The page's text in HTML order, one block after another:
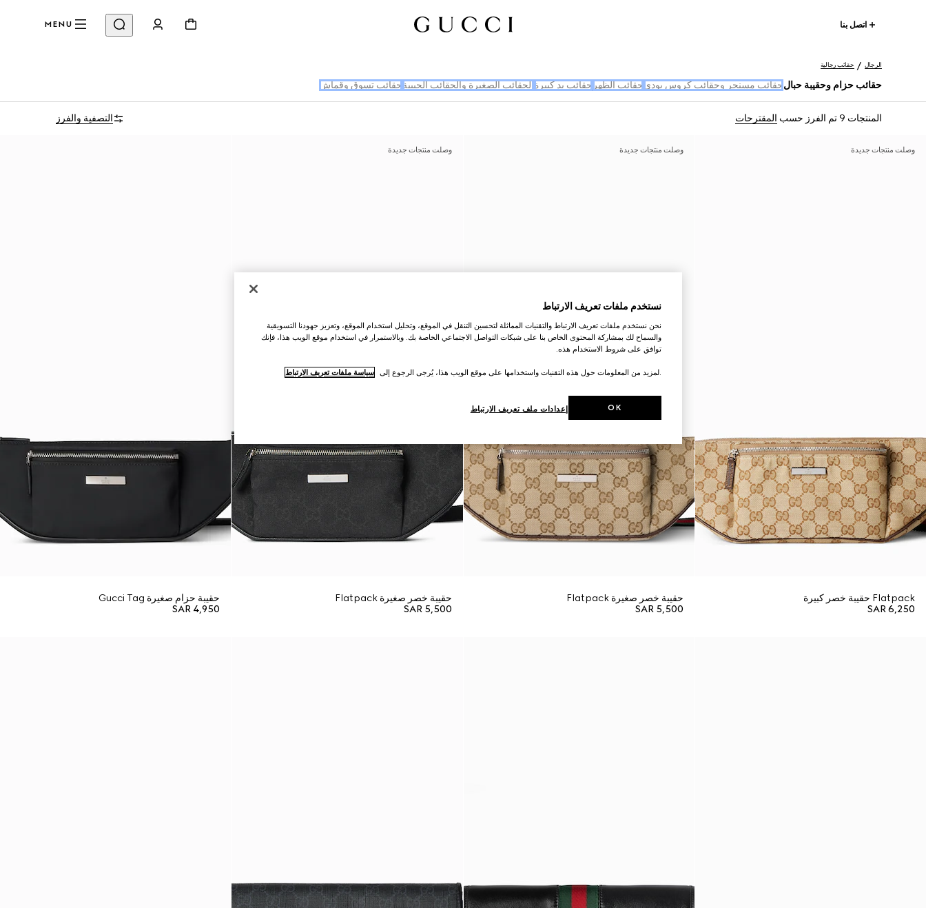
اتصل بنا MENU
الرجال حقائب رجالية
حقائب حزام وحقيبة حبال حقائب مسنجر وحقائب كروس بودي حقائب الظهر حقائب يد كبيرة الحقائب الصغيرة والحقائب الجيبية حقائب تسوق وقماش
المنتجات 9 تم الفرز حسب المقترحات التصفية والفرز
وصلت منتجات جديدة
Flatpack حقيبة خصر كبيرة
SAR 6,250
وصلت منتجات جديدة
حقيبة خصر صغيرة Flatpack
SAR 5,500
وصلت منتجات جديدة
حقيبة خصر صغيرة Flatpack
SAR 5,500
حقيبة حزام صغيرة Gucci Tag
SAR 4,950
نستخدم ملفات تعريف الارتباط
نحن نستخدم ملفات تعريف الارتباط والتقنيات المماثلة لتحسين التنقل في الموقع، وتحليل استخدام الموقع، وتعزيز جهودنا التسويقية
والسماح لك بمشاركة المحتوى الخاص بنا على شبكات التواصل الاجتماعي الخاصة بك. وبالاستمرار في استخدام موقع الويب هذا، فإنك
توافق على شروط الاستخدام هذه.
.لمزيد من المعلومات حول هذه التقنيات واستخدامها على موقع الويب هذا، يُرجى الرجوع إلى سياسة ملفات تعريف الارتباط
إعدادات ملف تعريف الارتباط OK